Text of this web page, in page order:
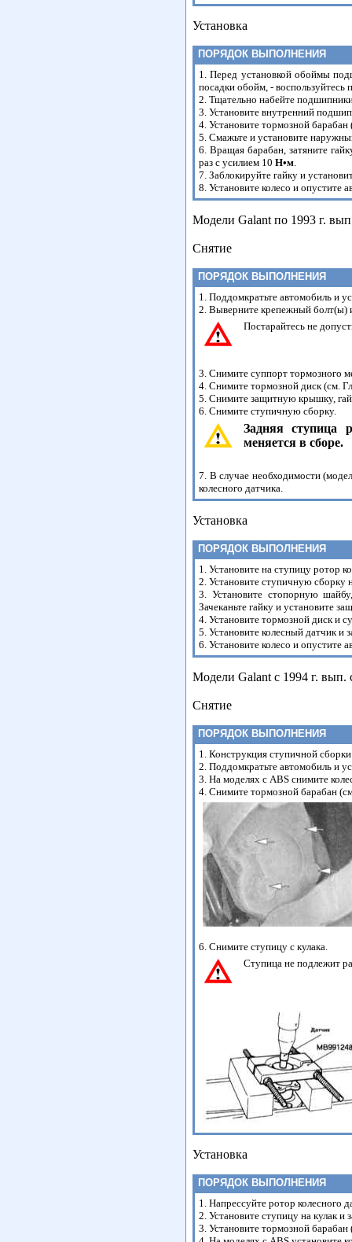
Установка
ПОРЯДОК ВЫПОЛНЕНИЯ
1. Перед установкой обоймы
посадки обойм, - воспользуйтесь
2. Тщательно набейте
3. Установите внутренний
4. Установите тормозной
5. Смажьте и установите
6. Вращая барабан, затяните
раз с усилием 10 H•м.
7. Заблокируйте гайку и
8. Установите колесо и опустите
Модели Galant по 1993 г.
Снятие
ПОРЯДОК ВЫПОЛНЕНИЯ
1. Поддомкратьте автомобиль и
2. Выверните крепежный болт(ы)
Постарайтесь не
3. Снимите суппорт тормозного
4. Снимите тормозной диск (см.
5. Снимите защитную крышку,
6. Снимите ступичную сборку.
Задняя ступица
меняется в сборе.
7. В случае необходимости
колесного датчика.
Установка
ПОРЯДОК ВЫПОЛНЕНИЯ
1. Установите на ступицу ротор
2. Установите ступичную сборку
3. Установите стопорную
Зачеканьте гайку и установите
4. Установите тормозной диск и
5. Установите колесный датчик и
6. Установите колесо и опустите
Модели Galant с 1994 г. вып.
Снятие
ПОРЯДОК ВЫПОЛНЕНИЯ
1. Конструкция ступичной
2. Поддомкратьте автомобиль и
3. На моделях с ABS снимите
4. Снимите тормозной барабан
6. Снимите ступицу с кулака.
Ступица не подлежит
Установка
ПОРЯДОК ВЫПОЛНЕНИЯ
1. Напрессуйте ротор колесного
2. Установите ступицу на кулак
3. Установите тормозной